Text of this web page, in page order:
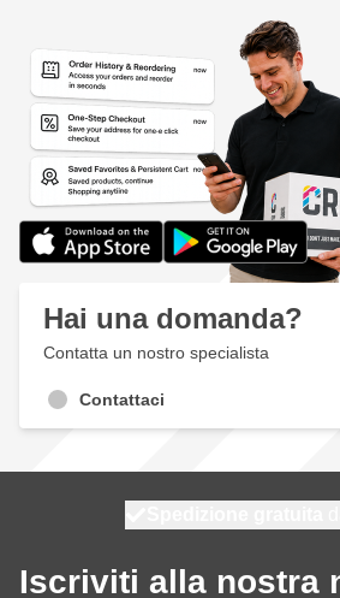
Hai una domanda?
Contatta un nostro specialista
Contattaci
Iscriviti alla nostra